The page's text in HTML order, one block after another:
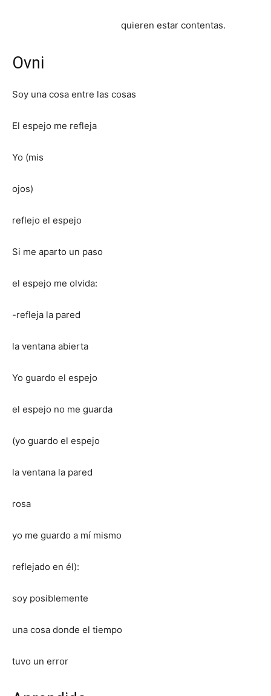
quieren estar contentas.
Ovni
Soy una cosa entre las cosas
El espejo me refleja
Yo (mis
ojos)
reflejo el espejo
Si me aparto un paso
el espejo me olvida:
-refleja la pared
la ventana abierta
Yo guardo el espejo
el espejo no me guarda
(yo guardo el espejo
la ventana la pared
rosa
yo me guardo a mí mismo
reflejado en él):
soy posiblemente
una cosa donde el tiempo
tuvo un error